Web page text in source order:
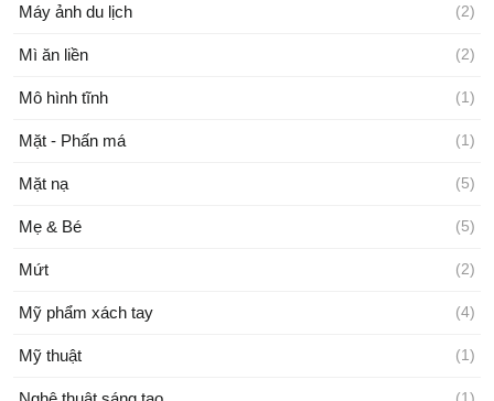
Máy ảnh du lịch (2)
Mì ăn liền (2)
Mô hình tĩnh (1)
Mặt - Phấn má (1)
Mặt nạ (5)
Mẹ & Bé (5)
Mứt (2)
Mỹ phẩm xách tay (4)
Mỹ thuật (1)